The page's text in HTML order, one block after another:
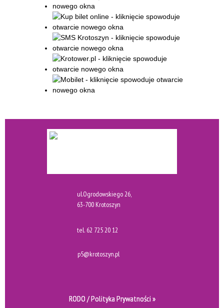
ul.Ogrodowskiego 26,
63-700 Krotoszyn
tel. 62 725 20 12
p5@krotoszyn.pl
RODO / Polityka Prywatności »